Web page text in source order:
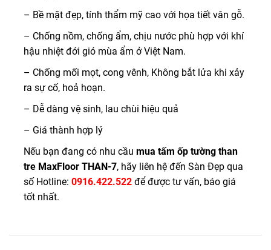
– Bề mặt đẹp, tính thẩm mỹ cao với họa tiết vân gỗ.
– Chống nồm, chống ẩm, chịu nước phù hợp với khí
hậu nhiệt đới gió mùa ẩm ở Việt Nam.
– Chống mối mọt, cong vênh, Không bắt lửa khi xảy
ra sự cố, hoả hoạn.
– Dễ dàng vệ sinh, lau chùi hiệu quả
– Giá thành hợp lý
Nếu bạn đang có nhu cầu mua tấm ốp tường than
tre MaxFloor THAN-7, hãy liên hệ đến Sàn Đẹp qua
số Hotline: 0916.422.522 để được tư vấn, báo giá
tốt nhất.